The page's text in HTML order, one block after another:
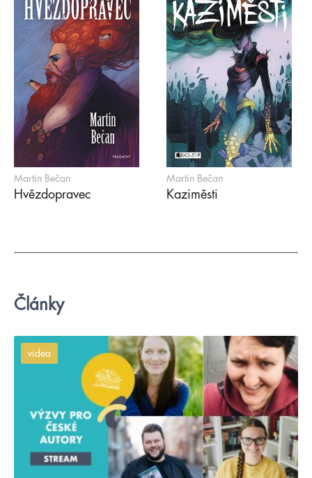
Martin Bečan
Hvězdopravec
Martin Bečan
Kaziměsti
Články
videa